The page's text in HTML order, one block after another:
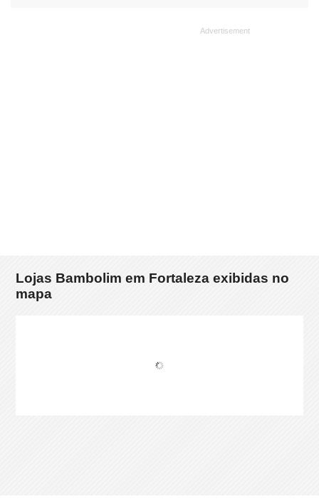
Lojas Bambolim em Fortaleza exibidas no
mapa